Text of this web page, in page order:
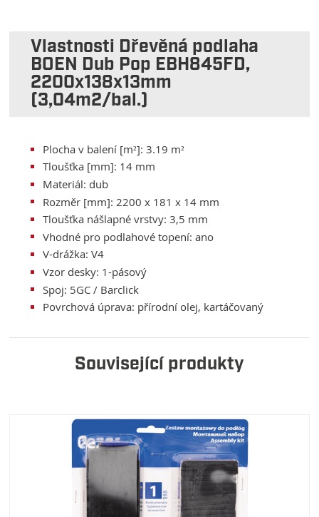
Vlastnosti Dřevěná podlaha
BOEN Dub Pop EBH845FD,
2200x138x13mm
(3,04m2/bal.)
Plocha v balení [m²]: 3.19 m²
Tloušťka [mm]: 14 mm
Materiál: dub
Rozměr [mm]: 2200 x 181 x 14 mm
Tloušťka nášlapné vrstvy: 3,5 mm
Vhodné pro podlahové topení: ano
V-drážka: V4
Vzor desky: 1-pásový
Spoj: 5GC / Barclick
Povrchová úprava: přírodní olej, kartáčovaný
Související produkty